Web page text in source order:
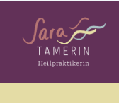
content